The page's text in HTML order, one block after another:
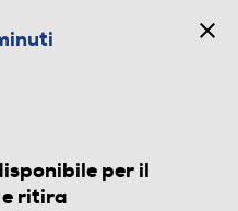
per il
ritira